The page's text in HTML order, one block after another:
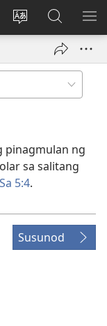
Baguhin
ng
Mag-
log
bubukas
sa
JW.ORG
pinagmulan ng
sa salitang
5:4.
Susunod